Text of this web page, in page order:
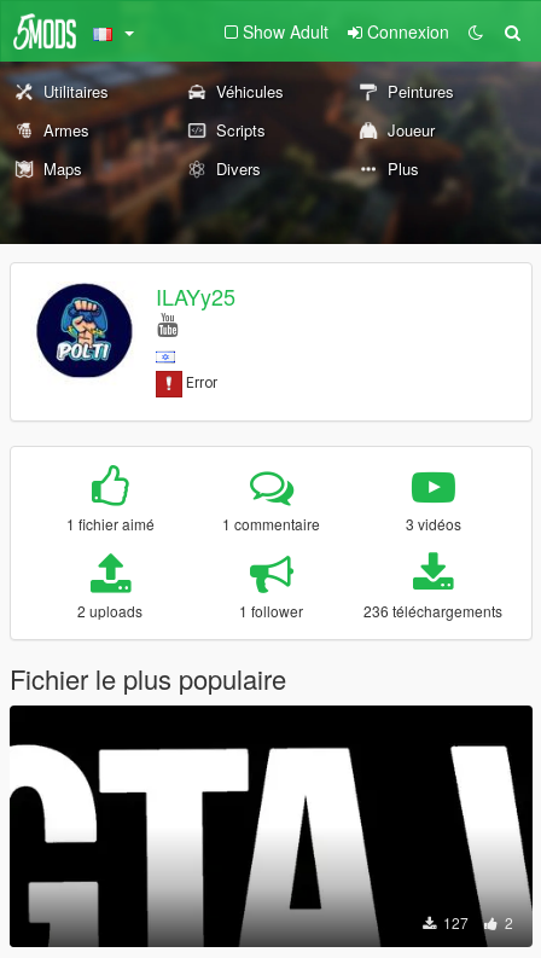
Show Adult Connexion
Utilitaires Véhicules
Peintures
Armes
Scripts
Joueur
Maps
Divers Plus
ILAYy25
1 fichier aimé 1 commentaire 3 vidéos
2 uploads 1 follower 236 téléchargements
Fichier le plus populaire
127 2